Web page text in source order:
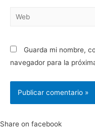
Web
Guarda mi nombre,
navegador para la
Share on facebook